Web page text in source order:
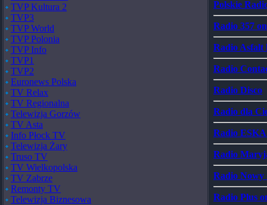
TVP Kultura 2
TVP3
TVP World
TVP Polonia
TVP Info
TVP1
TVP2
Euronews Polska
TV Relax
TV Regionalna
Telewizja Gorzów
TV Asta
Info Płock TV
Telewizja Żary
Truso TV
TV Wielkopolska
TV Zabrze
Remonty TV
Telewizja Biznesowa
Polskie
Radio 357
Radio Asfalt
Radio
Radio Disco
Radio dla
Radio
Radio
Radio Nowy
Radio Plus